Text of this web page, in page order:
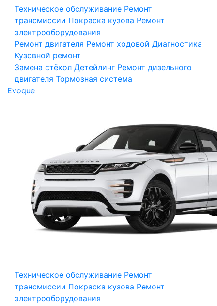
Техническое обслуживание Ремонт
трансмиссии Покраска кузова Ремонт
электрооборудования
Ремонт двигателя Ремонт ходовой Диагностика
Кузовной ремонт
Замена стёкол Детейлинг Ремонт дизельного
двигателя Тормозная система
Evoque
Техническое обслуживание Ремонт
трансмиссии Покраска кузова Ремонт
электрооборудования